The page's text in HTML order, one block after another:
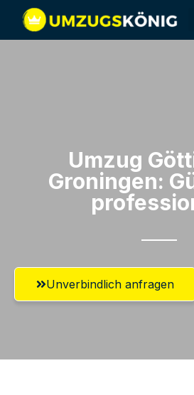
Umzug
Groningen:
Unverbindlich anfragen